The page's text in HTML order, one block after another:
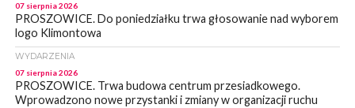
07 sierpnia 2026
PROSZOWICE. Do poniedziałku trwa głosowanie nad wyborem
logo Klimontowa
WYDARZENIA
07 sierpnia 2026
PROSZOWICE. Trwa budowa centrum przesiadkowego.
Wprowadzono nowe przystanki i zmiany w organizacji ruchu